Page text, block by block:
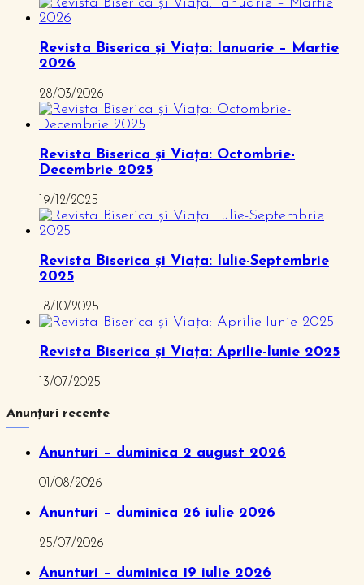
Revista Biserica și Viața: Ianuarie – Martie
2026
28/03/2026
Revista Biserica și Viața: Octombrie-
Decembrie 2025
19/12/2025
Revista Biserica și Viața: Iulie-Septembrie
2025
18/10/2025
Revista Biserica și Viața: Aprilie-Iunie 2025
13/07/2025
Anunțuri recente
Anunturi – duminica 2 august 2026
01/08/2026
Anunturi – duminica 26 iulie 2026
25/07/2026
Anunturi – duminica 19 iulie 2026